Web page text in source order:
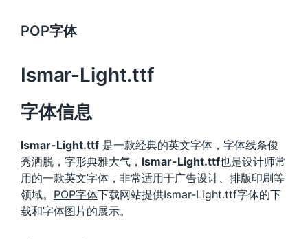
POP字体
Ismar-Light.ttf
字体信息
Ismar-Light.ttf 是一款经典的英文字体，字体线条俊
秀洒脱，字形典雅大气， Ismar-Light.ttf也是设计师常
用的一款英文字体，非常适用于广告设计、排版印刷等
领域。 POP字体下载网站提供Ismar-Light.ttf字体的下
载和字体图片的展示。